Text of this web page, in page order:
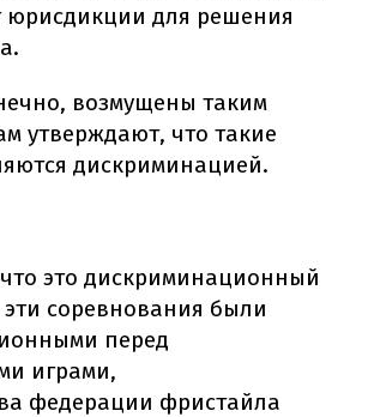
юрисдикции для решения
возмущены таким
утверждают, что такие
дискриминацией.
это дискриминационный
эти соревнования были
перед
играми,
федерации фристайла